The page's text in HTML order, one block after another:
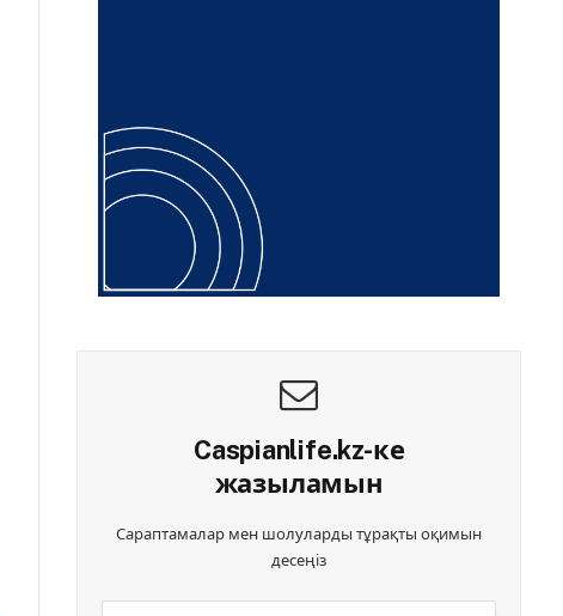
Caspianlife.kz-ке
жазыламын
Сараптамалар мен шолуларды тұрақты оқимын
десеңіз